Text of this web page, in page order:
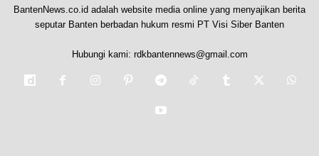
BantenNews.co.id adalah website media online yang menyajikan berita
seputar Banten berbadan hukum resmi PT Visi Siber Banten
Hubungi kami: rdkbantennews@gmail.com